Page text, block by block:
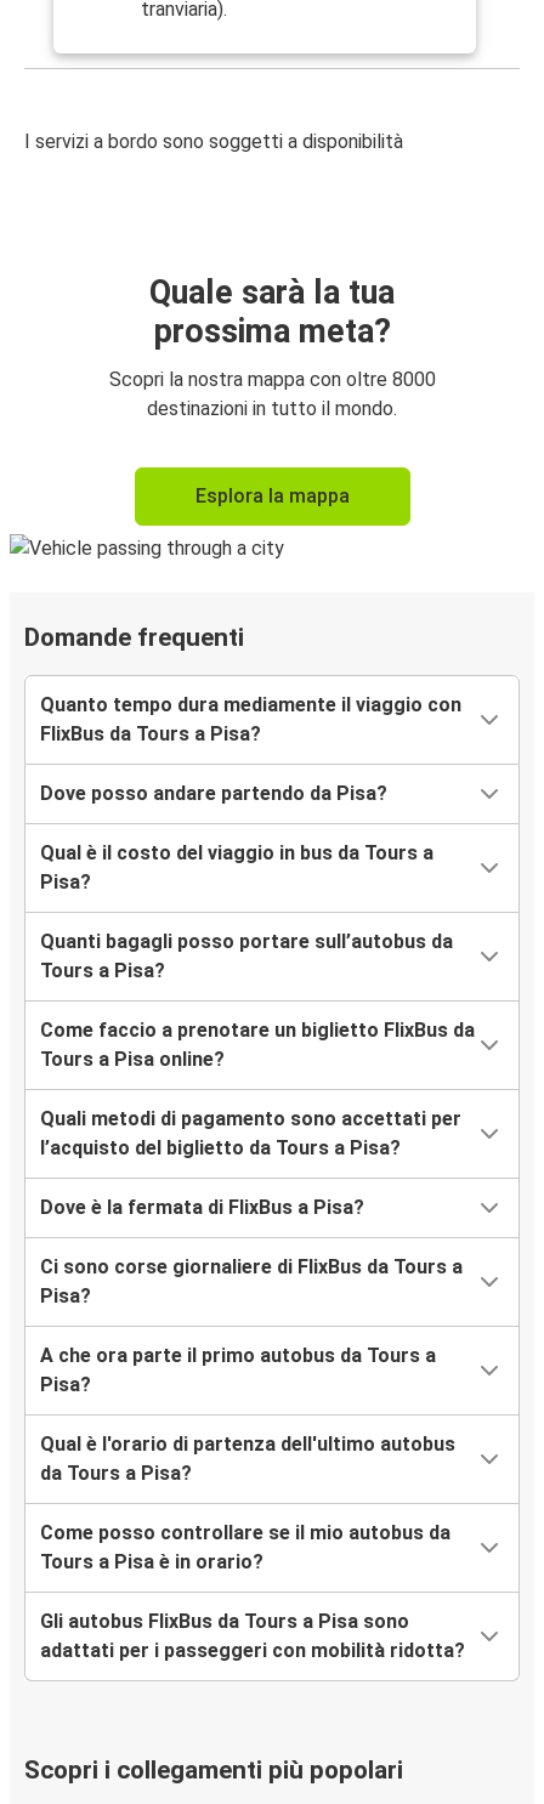
tranviaria).
I servizi a bordo sono soggetti a disponibilità
Quale sarà la tua
prossima meta?
Scopri la nostra mappa con oltre 8000
destinazioni in tutto il mondo.
Esplora la mappa
Domande frequenti
Quanto tempo dura mediamente il viaggio con
FlixBus da Tours a Pisa?
Dove posso andare partendo da Pisa?
Qual è il costo del viaggio in bus da Tours a
Pisa?
Quanti bagagli posso portare sull’autobus da
Tours a Pisa?
Come faccio a prenotare un biglietto FlixBus da
Tours a Pisa online?
Quali metodi di pagamento sono accettati per
l’acquisto del biglietto da Tours a Pisa?
Dove è la fermata di FlixBus a Pisa?
Ci sono corse giornaliere di FlixBus da Tours a
Pisa?
A che ora parte il primo autobus da Tours a
Pisa?
Qual è l'orario di partenza dell'ultimo autobus
da Tours a Pisa?
Come posso controllare se il mio autobus da
Tours a Pisa è in orario?
Gli autobus FlixBus da Tours a Pisa sono
adattati per i passeggeri con mobilità ridotta?
Scopri i collegamenti più popolari